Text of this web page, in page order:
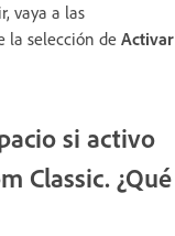
vaya a las
la selección de Activar
si activo
Classic. ¿Qué